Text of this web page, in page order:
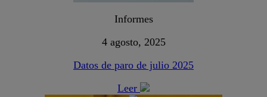
Informes
4 agosto, 2025
Datos de paro de julio 2025
Leer